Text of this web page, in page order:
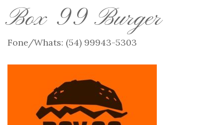
Box 99 Burger
Fone/Whats: (54) 99943-5303